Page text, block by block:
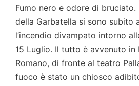
Fumo nero e odore di
della Garbatella si sono subito
l’incendio divampato intorno
15 Luglio. Il tutto è avvenuto in
Romano, di fronte al teatro
fuoco è stato un chiosco